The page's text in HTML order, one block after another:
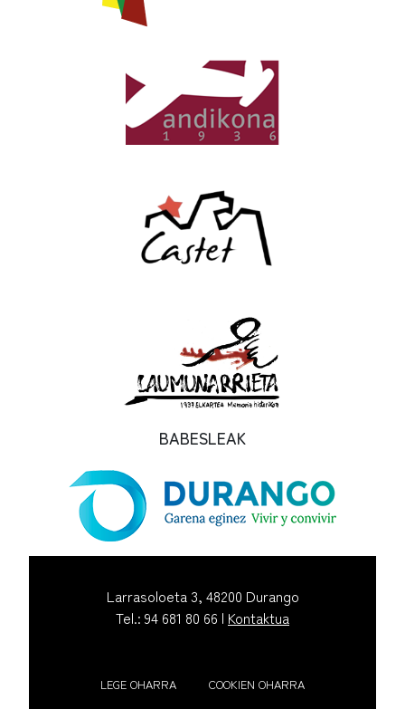
BABESLEAK
Larrasoloeta 3, 48200 Durango
Tel.: 94 681 80 66 | Kontaktua
LEGE OHARRA COOKIEN OHARRA